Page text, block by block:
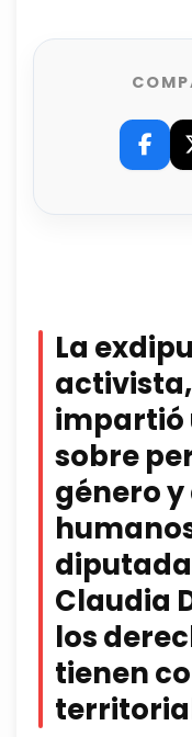
La
impartió
sobre
género
diputada
Claudia
los
tienen